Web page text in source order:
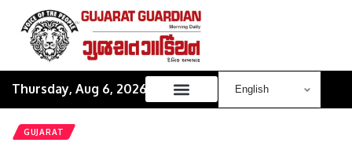
Thursday, Aug 6, 2026
GUJARAT